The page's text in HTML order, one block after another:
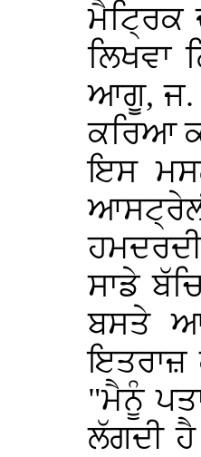
ਮੈਟ੍ਰਿਕ
ਲਿਖਵਾ
ਆਗੂ, ਜ.
ਕਰਿਆ
ਇਸ
ਸਾਡੇ
ਬਸਤੇ
ਇਤਰਾਜ਼
"ਮੈਨੂੰ
ਲੱਗਦੀ